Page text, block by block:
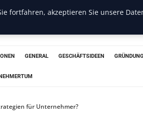
GENERAL GESCHÄFTSIDEEN
für Unternehmer?
fortfahren, akzeptieren Sie unsere